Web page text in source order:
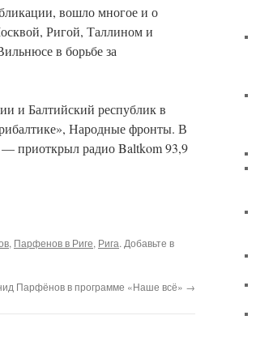
вошло многое и о
Ригой, Таллином и
в борьбе за
и Балтийский республик в
Народные фронты. В
— приоткрыл радио Baltkom 93,9
, Парфенов в Риге, Рига. Добавьте в
Парфёнов в программе «Наше всё» →